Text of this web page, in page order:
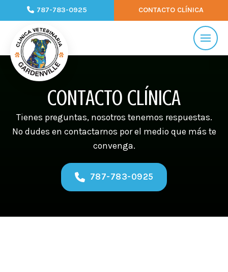
787-783-0925 CONTACTO CLÍNICA
CONTACTO CLÍNICA
Tienes preguntas, nosotros tenemos respuestas.
No dudes en contactarnos por el medio que más te
convenga.
787-783-0925